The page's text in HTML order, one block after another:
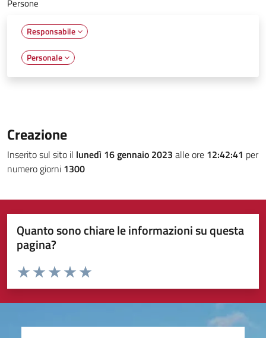
Persone
Responsabile
Personale
Creazione
Inserito sul sito il lunedì 16 gennaio 2023 alle ore 12:42:41 per
numero giorni 1300
Quanto sono chiare le informazioni su questa
pagina?
Valuta da 1 a 5 stelle la pagina
Valuta 5 stelle su 5
Valuta 4 stelle su 5
Valuta 3 stelle su 5
Valuta 2 stelle su 5
Valuta 1 stelle su 5